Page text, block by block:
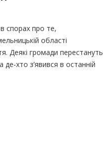
спорах про те,
області
Деякі громади перестануть
де-хто з’явився в останній